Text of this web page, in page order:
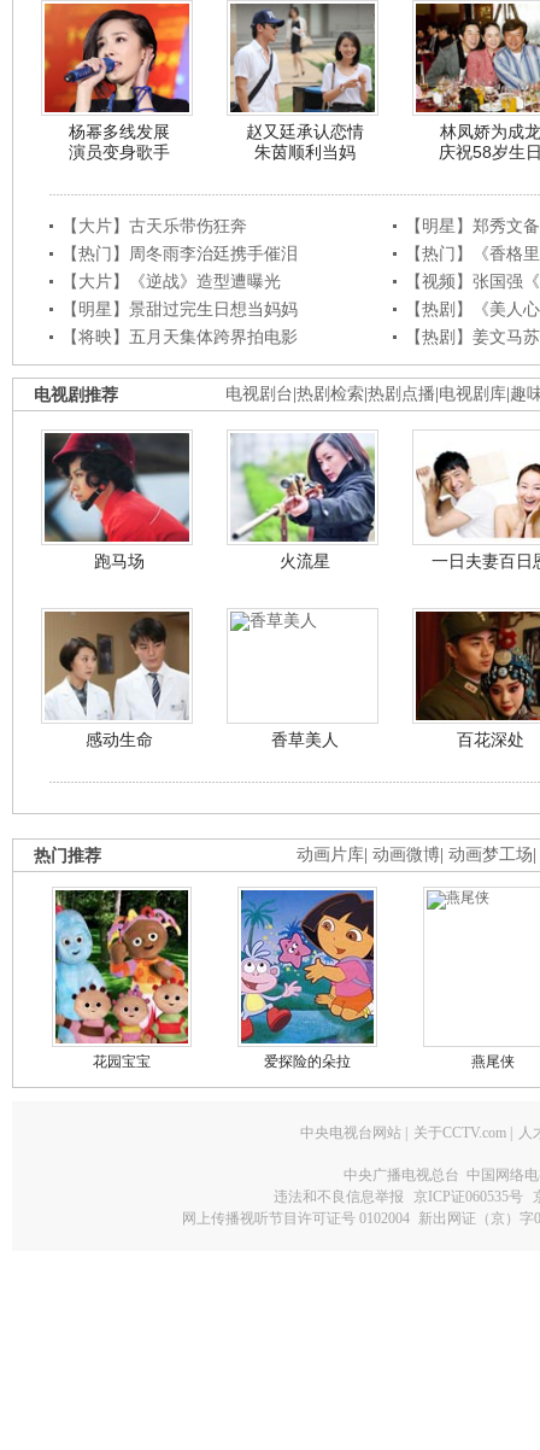
杨幂多线发展
演员变身歌手
赵又廷承认恋情
朱茵顺利当妈
林凤娇为成龙
庆祝58岁生
【大片】古天乐带伤狂奔
【明星】郑秀文
【热门】周冬雨李治廷携手催泪
【热门】《香格
【大片】《逆战》造型遭曝光
【视频】张国强
【明星】景甜过完生日想当妈妈
【热剧】《美人
【将映】五月天集体跨界拍电影
【热剧】姜文马
电视剧台 热剧检索 热剧点播 电视剧库 趣
电视剧推荐
跑马场 火流星 一日夫妻百日
感动生命 香草美人 百花深处
动画片库 动画微博 动画梦工场
热门推荐
花园宝宝 爱探险的朵拉 燕尾侠
中央电视台网站 关于CCTV.com 人
中央广播电视总台 中国网络
违法和不良信息举报
京ICP证060535号
网上传播视听节目许可证号 0102004 新出网证（京）